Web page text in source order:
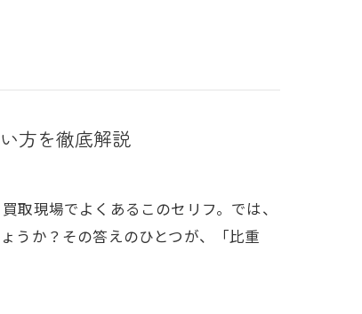
方を徹底解説
取現場でよくあるこのセリフ。では、
うか？その答えのひとつが、「比重